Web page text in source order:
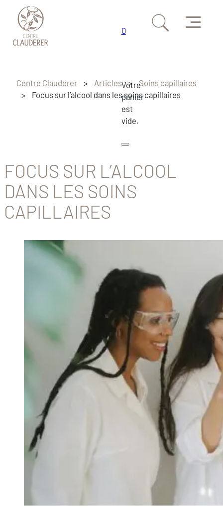
Passer au contenu principal
Passer au pied de page
Menu
0
Votre
panier
est
vide.
Centre Clauderer > Articles > Soins capillaires
>
Focus sur l’alcool dans les soins capillaires
FOCUS SUR L’ALCOOL
DANS LES SOINS
CAPILLAIRES